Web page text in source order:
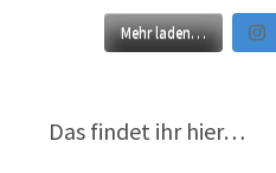
Mehr laden…
Das findet ihr hier…